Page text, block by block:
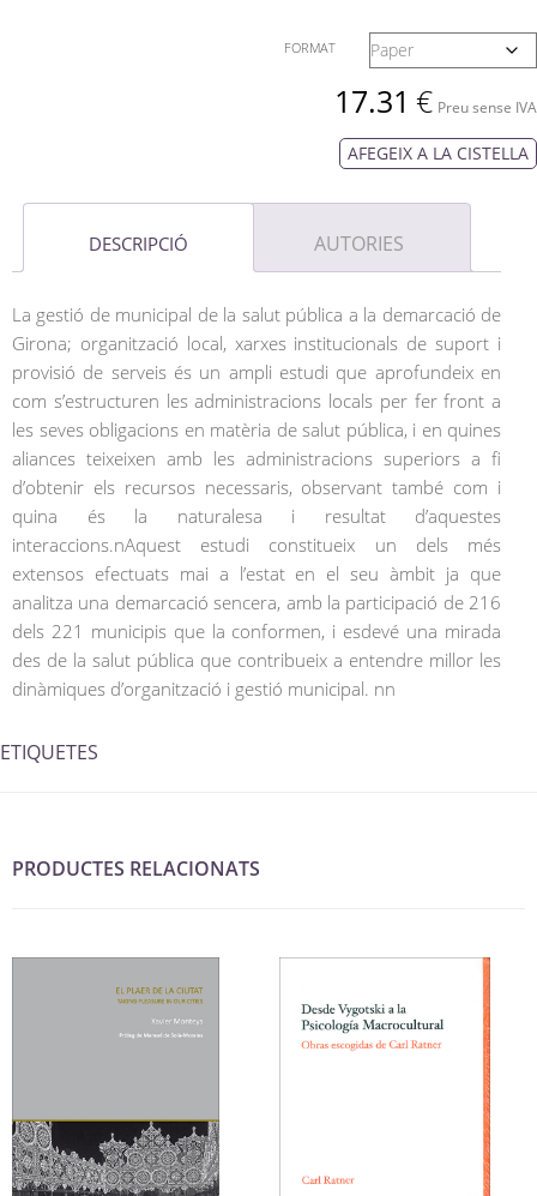
FORMAT
17.31 € Preu sense IVA
AFEGEIX A LA CISTELLA
DESCRIPCIÓ AUTORIES
La gestió de municipal de la salut pública a la demarcació de
Girona; organització local, xarxes institucionals de suport i
provisió de serveis és un ampli estudi que aprofundeix en
com s’estructuren les administracions locals per fer front a
les seves obligacions en matèria de salut pública, i en quines
aliances teixeixen amb les administracions superiors a fi
d’obtenir els recursos necessaris, observant també com i
quina és la naturalesa i resultat d’aquestes
interaccions.nAquest estudi constitueix un dels més
extensos efectuats mai a l’estat en el seu àmbit ja que
analitza una demarcació sencera, amb la participació de 216
dels 221 municipis que la conformen, i esdevé una mirada
des de la salut pública que contribueix a entendre millor les
dinàmiques d’organització i gestió municipal. nn
ETIQUETES
PRODUCTES RELACIONATS